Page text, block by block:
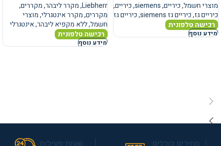
מוצרי חשמל,כיריים,
siemens
,כיריים,
כיריים גז,כיריים גז siemens ,כיריים גז
רכישה טלפונית
מידע נוסף
Liebherr
,מקרר ליבהר,מקררים,
מקררים,מקרר אינטגרלי,מוצרי
חשמל,ללא מקפיא ליבהר,אינטגרלי
רכישה טלפונית
מידע נוסף